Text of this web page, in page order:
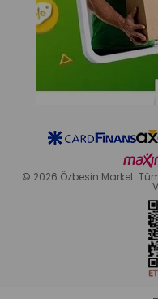
© 2026 Özbesin Market.